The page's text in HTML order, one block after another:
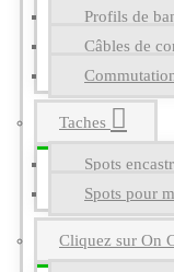
Profils de
Câbles de
Taches
Spots
Spots pour
Cliquez sur On